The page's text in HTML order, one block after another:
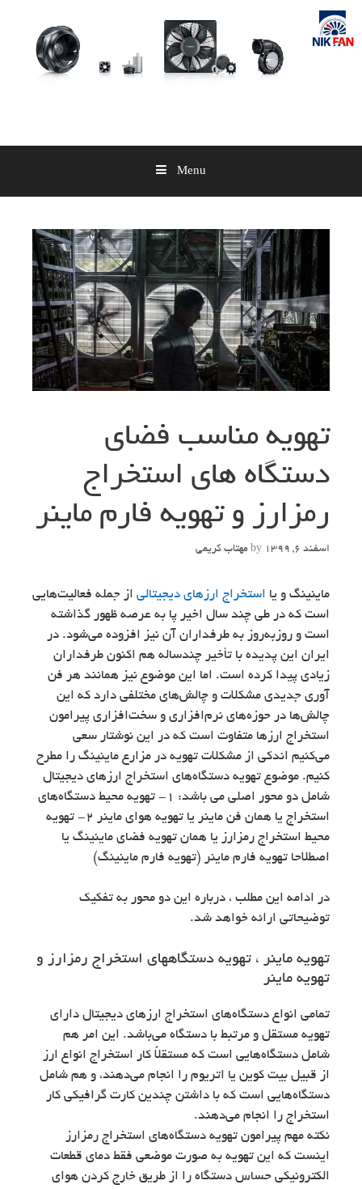
Skip
content
Menu
تهویه مناسب فضای
دستگاه های استخراج
رمزارز و تهویه فارم ماینر
اسفند 6, 1399 by مهتاب کریمی
ماینینگ و یا استخراج ارزهای دیجیتالی از جمله فعالیت‌هایی
است که در طی چند سال اخیر پا به عرصه ظهور گذاشته
است و روزبه‌روز به طرفداران آن نیز افزوده می‌شود. در
ایران این پدیده با تأخیر چندساله هم اکنون طرفداران
زیادی پیدا کرده است. اما این موضوع نیز همانند هر فن
آوری جدیدی مشکلات و چالش‌های مختلفی دارد که این
چالش‌ها در حوزه‌های نرم‌افزاری و سخت‌افزاری پیرامون
استخراج ارزها متفاوت است که در این نوشتار سعی
می‌کنیم اندکی از مشکلات تهویه در مزارع ماینینگ را مطرح
کنیم. موضوع تهویه دستگاه‌های استخراج ارزهای دیجیتال
شامل دو محور اصلی می باشد: ۱- تهویه محیط دستگاه‌های
استخراج یا همان فن ماینر یا تهویه هوای ماینر ۲- تهویه
محیط استخراج رمزارز یا همان تهویه فضای ماینینگ یا
اصطلاحا تهویه فارم ماینر (تهویه فارم ماینینگ)
در ادامه این مطلب ، درباره این دو محور به تفکیک
توضیحاتی ارائه خواهد شد.
تهویه ماینر ، تهویه دستگاههای استخراج رمزارز و
تهویه ماینر
تمامی انواع دستگاه‌های استخراج ارزهای دیجیتال دارای
تهویه مستقل و مرتبط با دستگاه می‌باشد. این امر هم
شامل دستگاه‌هایی است که مستقلاً کار استخراج انواع ارز
از قبیل بیت کوین یا اتریوم را انجام می‌دهند، و هم شامل
دستگاه‌هایی است که با داشتن چندین کارت گرافیکی کار
استخراج را انجام می‌دهند.
نکته مهم پیرامون تهویه دستگاه‌های استخراج رمزارز
اینست که این تهویه به صورت موضعی فقط دمای قطعات
الکترونیکی حساس دستگاه را از طریق خارج کردن هوای